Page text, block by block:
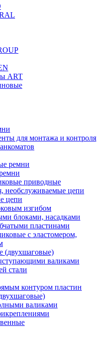
ART
для монтажа и контроля
ремни
приводные
необслуживаемые цепи
цепи
изгибом
блоками, насадками
пластинами
с эластомером,
(двухшаговые)
валиками
стали
контуром пластин
валиками